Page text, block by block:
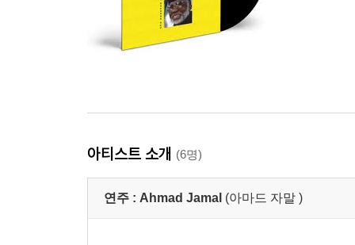
아티스트 소개 (6명)
연주 : Ahmad Jamal (아마드 자말 )